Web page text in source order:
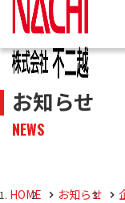
お知らせ
NEWS
HOME お知らせ